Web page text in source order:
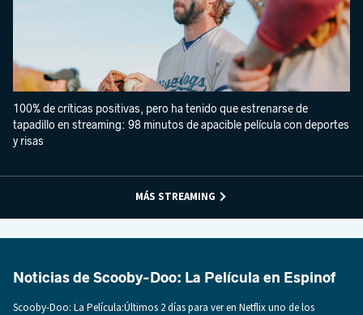
100% de críticas positivas, pero ha tenido que estrenarse de
tapadillo en streaming: 98 minutos de apacible película con deportes
y risas
MÁS STREAMING
Noticias de Scooby-Doo: La Película en Espinof
Scooby-Doo: La Película:Últimos 2 días para ver en Netflix uno de los